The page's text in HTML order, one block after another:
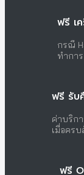
ฟรี เ
กรณี
ทำการ
ฟรี รับ
ค่าบริก
เมื่อคร
ฟรี